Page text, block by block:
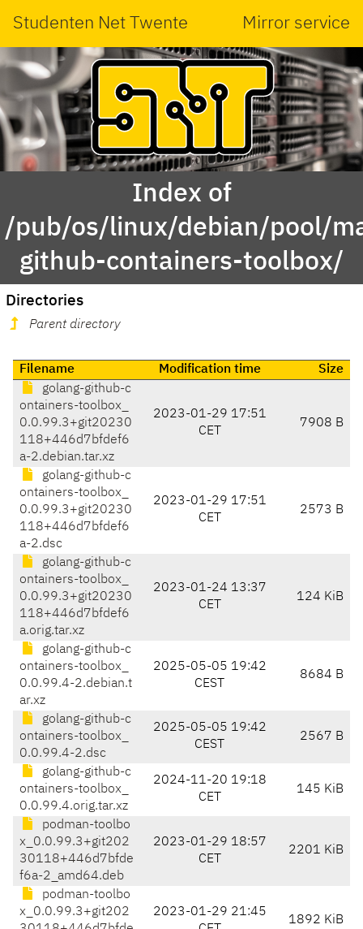
Studenten Net Twente Mirror service
Index of
/pub/os/linux/debian/pool/
github-containers-toolbox/
Directories
Parent directory
Filename Modification time
Size
golang-github-c
ontainers-toolbox_
0.0.99.3+git20230
118+446d7bfdef6
a-2.debian.tar.xz
2023-01-29 17:51
CET
7908 B
golang-github-c
ontainers-toolbox_
0.0.99.3+git20230
118+446d7bfdef6
a-2.dsc
2023-01-29 17:51
CET
2573 B
golang-github-c
ontainers-toolbox_
0.0.99.3+git20230
118+446d7bfdef6
a.orig.tar.xz
2023-01-24 13:37
CET
124 KiB
golang-github-c
ontainers-toolbox_
0.0.99.4-2.debian.t
ar.xz
2025-05-05 19:42
CEST
8684 B
golang-github-c
ontainers-toolbox_
0.0.99.4-2.dsc
2025-05-05 19:42
CEST
2567 B
golang-github-c
ontainers-toolbox_
0.0.99.4.orig.tar.xz
2024-11-20 19:18
CET
145 KiB
podman-toolbo
x_0.0.99.3+git202
30118+446d7bfde
f6a-2_amd64.deb
2023-01-29 18:57
CET
2201 KiB
podman-toolbo
x_0.0.99.3+git202
2023-01-29 21:45
1892 KiB